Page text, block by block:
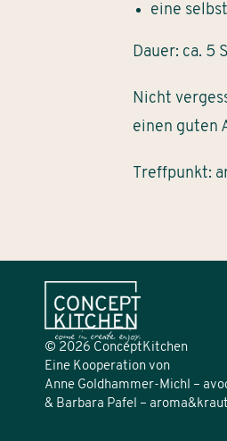
eine
Dauer: ca. 5
Nicht
einen guten
Treffpunkt:
© 2026 ConceptKitchen
Eine Kooperation von
Anne Goldhammer-Michl –
& Barbara Pafel – aroma&kraut